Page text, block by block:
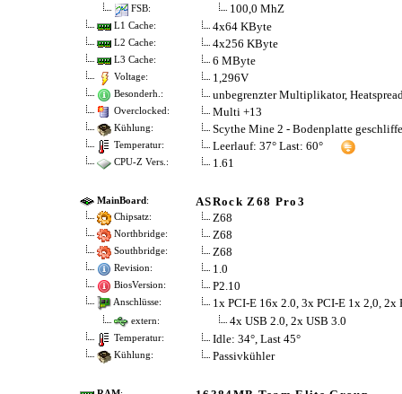
FSB: 100,0 MhZ
L1 Cache: 4x64 KByte
L2 Cache: 4x256 KByte
L3 Cache: 6 MByte
Voltage: 1,296V
Besonderh.: unbegrenzter Multiplikator,
Overclocked: Multi +13
Kühlung: Scythe Mine 2 - Bodenplatte
Temperatur: Leerlauf: 37° Last: 60°
CPU-Z Vers.: 1.61
MainBoard: ASRock Z68 Pro3
Chipsatz: Z68
Northbridge: Z68
Southbridge: Z68
Revision: 1.0
BiosVersion: P2.10
Anschlüsse: 1x PCI-E 16x 2.0, 3x PCI-E 1x 2,0, 2x
extern: 4x USB 2.0, 2x USB 3.0
Temperatur: Idle: 34°, Last 45°
Kühlung: Passivkühler